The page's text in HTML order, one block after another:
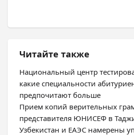
Читайте также
Национальный центр
какие специальности
предпочитают больше
Прием копий верительных
представителя ЮНИСЕФ в
Узбекистан и ЕАЭС намерены